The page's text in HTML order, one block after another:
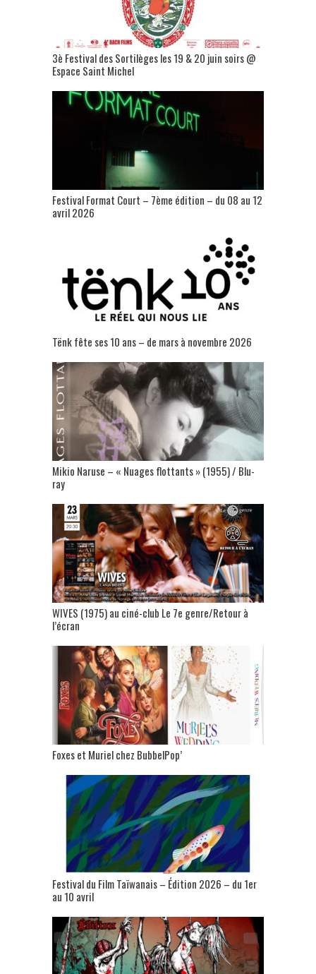
3è Festival des Sortilèges les 19 & 20 juin soirs @
Espace Saint Michel
Festival Format Court – 7ème édition – du 08 au 12
avril 2026
Tënk fête ses 10 ans – de mars à novembre 2026
Mikio Naruse – « Nuages flottants » (1955) / Blu-
ray
WIVES (1975) au ciné-club Le 7e genre/Retour à
l’écran
Foxes et Muriel chez BubbelPop’
Festival du Film Taïwanais – Édition 2026 – du 1er
au 10 avril